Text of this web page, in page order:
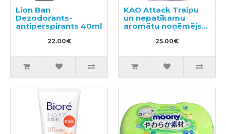
Lion Ban
Dezodorants-
antiperspirants 40ml
22.00€
KAO Attack Traipu
un nepatīkamu
aromātu noņēmējs
pirms mazgāšanas
pildviela 720ml
25.00€